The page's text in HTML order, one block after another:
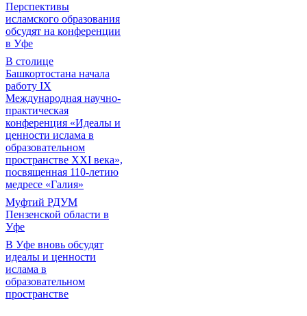
Перспективы
исламского образования
обсудят на конференции
в Уфе
В столице
Башкортостана начала
работу IX
Международная научно-
практическая
конференция «Идеалы и
ценности ислама в
образовательном
пространстве XXI века»,
посвященная 110-летию
медресе «Галия»
Муфтий РДУМ
Пензенской области в
Уфе
В Уфе вновь обсудят
идеалы и ценности
ислама в
образовательном
пространстве